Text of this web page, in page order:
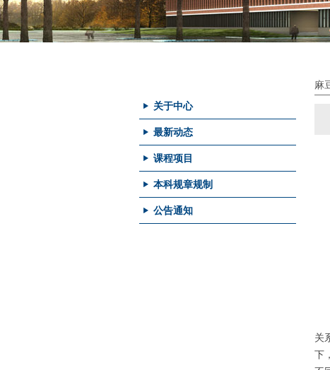
关于中心
最新动态
课程项目
本科规章规制
公告通知
麻
关
下